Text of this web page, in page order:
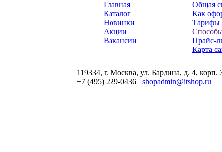
Главная
Каталог
Новинки
Акции
Вакансии
Общая
Как
Тарифы
Прайс-
Карта
119334, г. Москва, ул. Бардина, д. 4, корп.
+7 (495) 229-0436 shopadmin@itshop.ru